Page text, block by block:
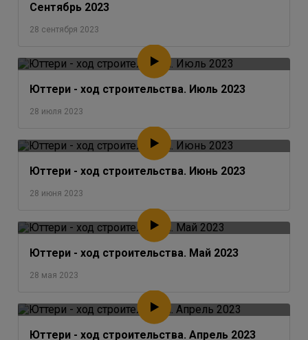
Сентябрь 2023
28 сентября 2023
Юттери - ход строительства. Июль 2023
28 июля 2023
Юттери - ход строительства. Июнь 2023
28 июня 2023
Юттери - ход строительства. Май 2023
28 мая 2023
Юттери - ход строительства. Апрель 2023